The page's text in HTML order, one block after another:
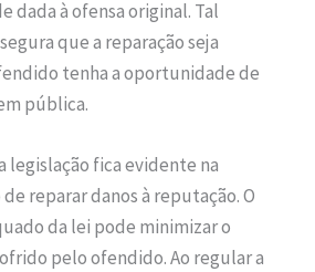
dada à ofensa original. Tal
que a reparação seja
tenha a oportunidade de
pública.
legislação fica evidente na
reparar danos à reputação. O
da lei pode minimizar o
pelo ofendido. Ao regular a